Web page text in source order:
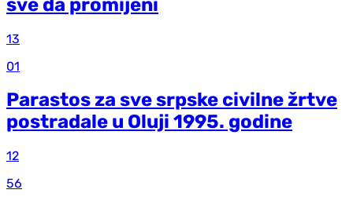
13
01
Parastos za sve srpske civilne žrtve
postradale u Oluji 1995. godine
12
56